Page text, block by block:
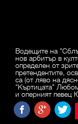
Водещите на
нов арбитър в
определен от
претендентите,
са (от ляво на
"Къртицата"
и оперният певец